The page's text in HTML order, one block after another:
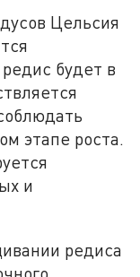
Цельсия
будет в
этапе роста.
и
редиса